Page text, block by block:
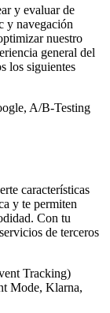
y evaluar de
y navegación
nuestro
general del
los siguientes
A/B-Testing
características
y te permiten
Con tu
de terceros
Tracking)
Mode, Klarna,